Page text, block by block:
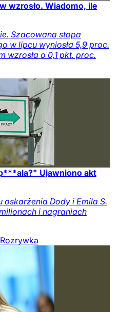
wzrosło. Wiadomo, ile
Szacowana stopa
w lipcu wyniosła 5,9 proc.
wzrosła o 0,1 pkt. proc.
Ujawniono akt
oskarżenia Dody i Emila S.
i nagraniach
Rozrywka